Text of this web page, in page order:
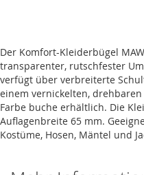
Der Komfort-Kleiderbügel
transparenter, rutschfester
verfügt über verbreiterte
einem vernickelten,
Farbe buche erhältlich. Die
Auflagenbreite 65 mm.
Kostüme, Hosen, Mäntel und